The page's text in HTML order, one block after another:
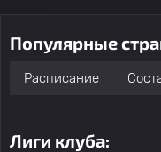
Популярные
Расписание
Лиги клуба: